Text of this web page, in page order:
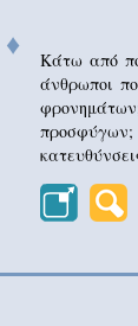
♦
Κάτω από
άνθρωποι